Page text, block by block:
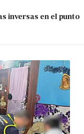
inversas en el punto